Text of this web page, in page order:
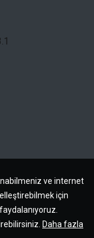
ve internet
için
Daha fazla